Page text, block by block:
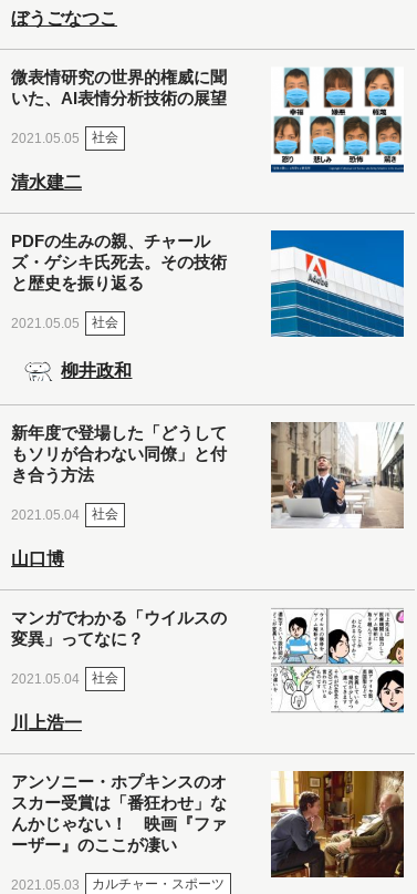
ぼうごなつこ
微表情研究の世界的権威に聞
いた、AI表情分析技術の展望
2021.05.05 社会
清水建二
PDFの生みの親、チャール
ズ・ゲシキ氏死去。その技術
と歴史を振り返る
2021.05.05 社会
柳井政和
新年度で登場した「どうして
もソリが合わない同僚」と付
き合う方法
2021.05.04 社会
山口博
マンガでわかる「ウイルスの
変異」ってなに？
2021.05.04 社会
川上浩一
アンソニー・ホプキンスのオ
スカー受賞は「番狂わせ」な
んかじゃない！ 映画『ファ
ーザー』のここが凄い
2021.05.03 カルチャー・スポーツ